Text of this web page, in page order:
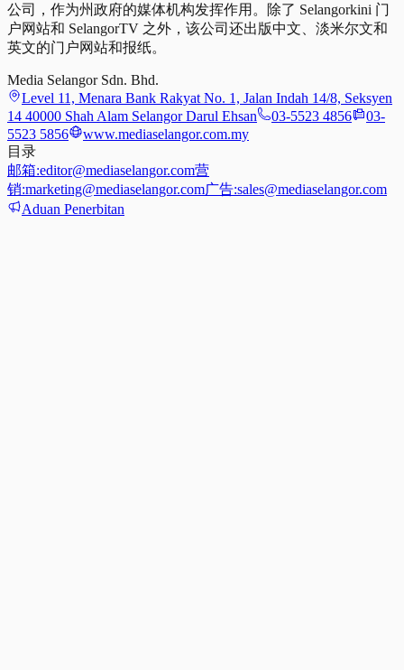
公司，作为州政府的媒体机构发挥作用。除了 Selangorkini 门
户网站和 SelangorTV 之外，该公司还出版中文、淡米尔文和
英文的门户网站和报纸。
Media Selangor Sdn. Bhd.
Level 11, Menara Bank Rakyat No. 1, Jalan Indah 14/8, Seksyen
14 40000 Shah Alam Selangor Darul Ehsan
03-5523 4856
03-
5523 5856
www.mediaselangor.com.my
目录
邮箱:editor@mediaselangor.com营
销:marketing@mediaselangor.com广告:sales@mediaselangor.com
Aduan Penerbitan